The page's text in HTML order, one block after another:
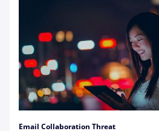
Email Collaboration Threat